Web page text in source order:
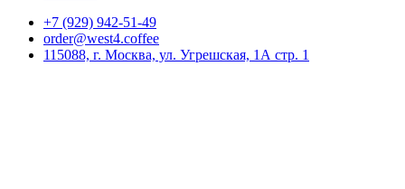
+7 (929) 942-51-49
order@west4.coffee
115088, г. Москва, ул. Угрешская, 1А стр. 1